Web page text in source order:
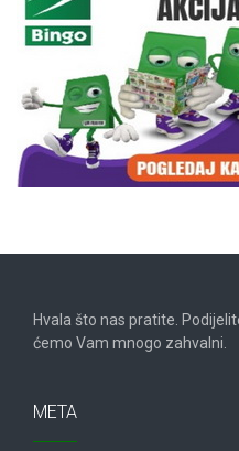
Hvala što nas pratite.
ćemo Vam mnogo zahvalni.
META